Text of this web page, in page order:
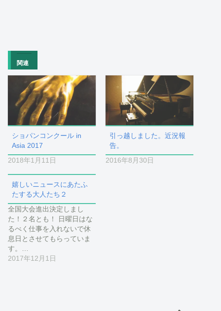
関連
ショパンコンクール in
Asia 2017
2018年1月11日
引っ越しました。近況報
告。
2016年8月30日
嬉しいニュースにあたふ
たする大人たち２
全国大会進出決定しまし
た！２名とも！ 日曜日はな
るべく仕事を入れないで休
息日とさせてもらっていま
す。…
2017年12月1日